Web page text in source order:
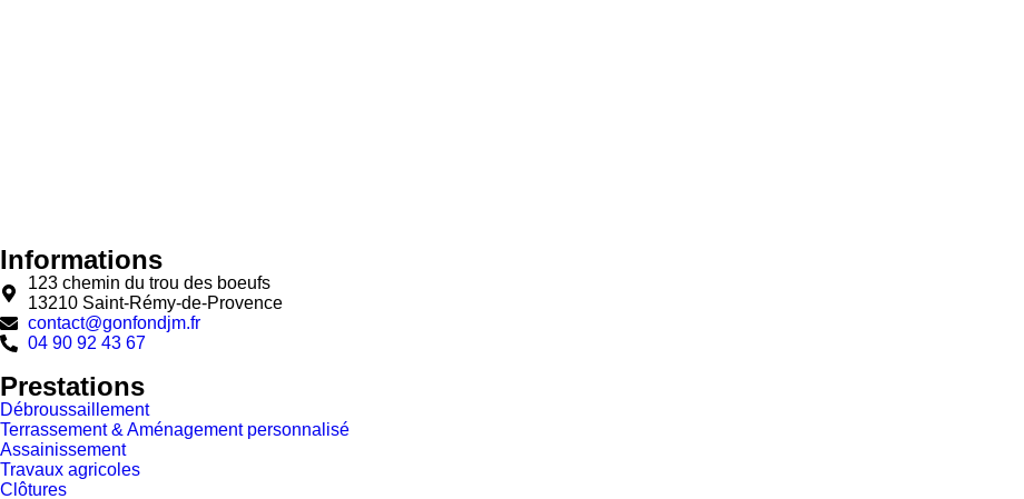
Informations
123 chemin du trou des boeufs
13210 Saint-Rémy-de-Provence
contact@gonfondjm.fr
04 90 92 43 67
Prestations
Débroussaillement
Terrassement & Aménagement personnalisé
Assainissement
Travaux agricoles
Clôtures